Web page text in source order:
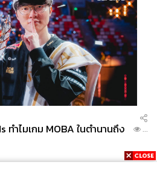
ำไมเกม MOBA ในตำนานถึง
...